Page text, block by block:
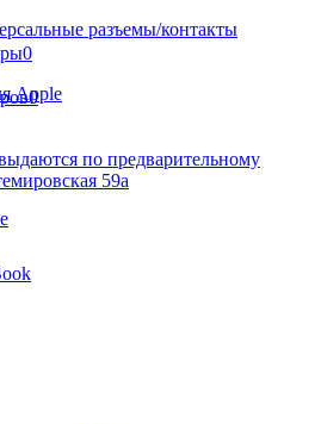
0
0
по предварительному
59а
разъемы/контакты
Apple